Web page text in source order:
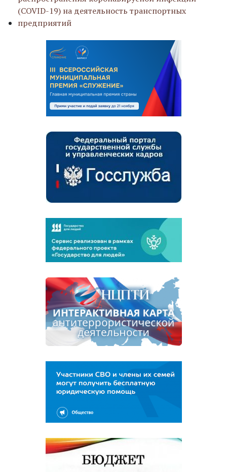
(COVID-19) на деятельность транспортных
предприятий